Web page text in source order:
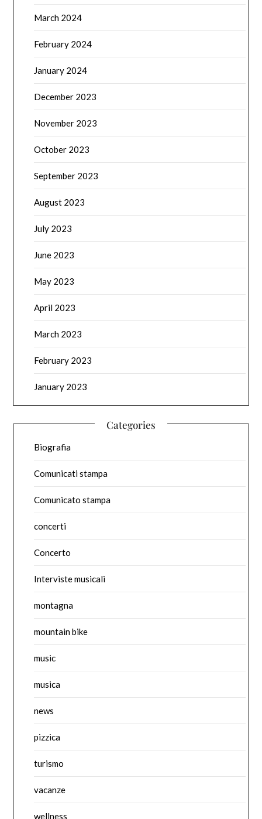
March 2024
February 2024
January 2024
December 2023
November 2023
October 2023
September 2023
August 2023
July 2023
June 2023
May 2023
April 2023
March 2023
February 2023
January 2023
Categories
Biografia
Comunicati stampa
Comunicato stampa
concerti
Concerto
Interviste musicali
montagna
mountain bike
music
musica
news
pizzica
turismo
vacanze
wellness